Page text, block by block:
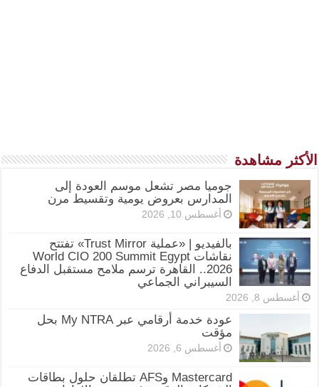
الأكثر مشاهدة
جوميا مصر تشعل موسم العودة إلى
المدارس بعروض يومية وتقسيط مرن
أغسطس 10, 2026
بالفيديو | «عملية Trust Mirror» تفتتح
نقاشات World CIO 200 Summit Egypt
2026.. القاهرة ترسم ملامح مستقبل الدفاع
السيبراني الجماعي
أغسطس 8, 2026
عودة خدمة أرقامي عبر My NTRA بحل
مؤقت
أغسطس 6, 2026
Mastercard وAFS تطلقان حلول بطاقات